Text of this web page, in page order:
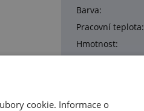
Barva:
Pracovní teplota:
Hmotnost:
cookie. Informace o